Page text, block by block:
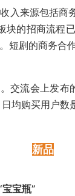
入来源包括商
块的招商流程
短剧的商务合
交流会上发
均购买用户数
新品
宝瓶”